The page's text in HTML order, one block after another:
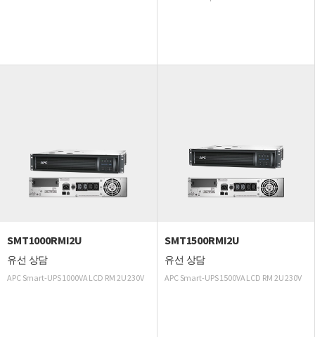
SMT1000RMI2U
유선 상담
APC Smart-UPS 1000VA LCD RM 2U 230V
SMT1500RMI2U
유선 상담
APC Smart-UPS 1500VA LCD RM 2U 230V